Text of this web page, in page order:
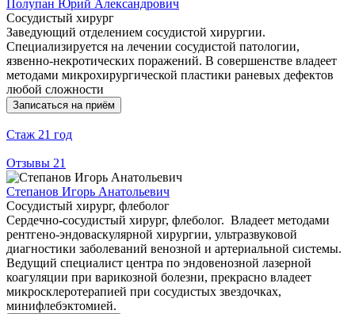
Полупан Юрий Александрович
Сосудистый хирург
Заведующий отделением сосудистой хирургии.
Специализируется на лечении сосудистой патологии,
язвенно-некротических поражений. В совершенстве владеет
методами микрохирургической пластики раневых дефектов
любой сложности
Записаться на приём
Стаж 21 год
Отзывы 21
Степанов Игорь Анатольевич
Сосудистый хирург, флеболог
Сердечно-сосудистый хирург, флеболог. Владеет методами
рентгено-эндоваскулярной хирургии, ультразвуковой
диагностики заболеваний венозной и артериальной системы.
Ведущий специалист центра по эндовенозной лазерной
коагуляции при варикозной болезни, прекрасно владеет
микросклеротерапией при сосудистых звездочках,
минифлебэктомией.